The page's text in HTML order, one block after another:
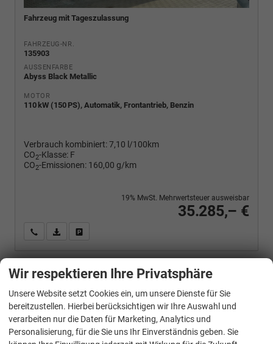
Fahrzeug mit Tageszulassung
FAHRZEUG-NR.
135903
AUSSENFARBE
Abyss Black Metallic
MOTOR
110 kW (150 PS), Automatik, Frontantrieb, Benzin
Verbrauch kombiniert:7,10 l/100km
CO2-Klasse: F
CO2-Emissionen: 160,00 g/km
35.285,– €
19% MwSt. Mehrwertsteuer ausweisbar
Wir rufen Sie anPDF-Fahrzeugexposé drucken
Hyundai TUCSON
Wir respektieren Ihre Privatsphäre
Unsere Website setzt Cookies ein, um unsere Dienste für Sie
bereitzustellen. Hierbei berücksichtigen wir Ihre Auswahl und
verarbeiten nur die Daten für Marketing, Analytics und
Personalisierung, für die Sie uns Ihr Einverständnis geben. Sie